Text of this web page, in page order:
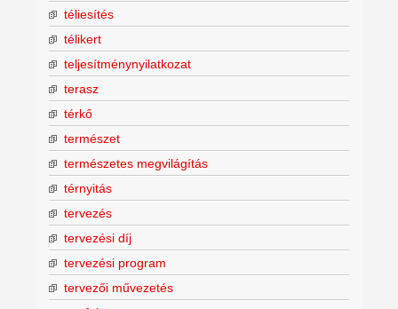
téliesítés
télikert
teljesítménynyilatkozat
terasz
térkő
természet
természetes megvilágítás
térnyitás
tervezés
tervezési díj
tervezési program
tervezői művezetés